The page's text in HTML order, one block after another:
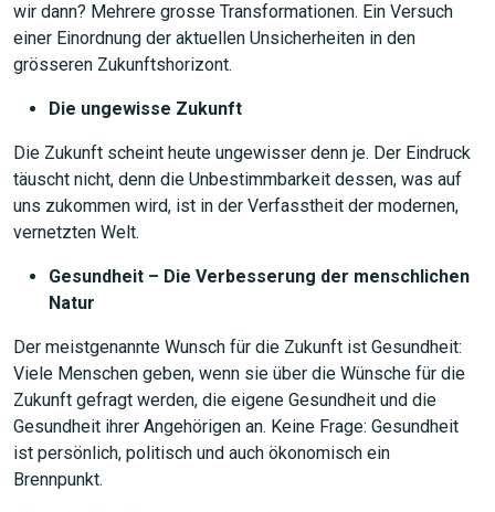
wir dann? Mehrere grosse Transformationen. Ein Versuch
einer Einordnung der aktuellen Unsicherheiten in den
grösseren Zukunftshorizont.
Die ungewisse Zukunft
Die Zukunft scheint heute ungewisser denn je. Der Eindruck
täuscht nicht, denn die Unbestimmbarkeit dessen, was auf
uns zukommen wird, ist in der Verfasstheit der modernen,
vernetzten Welt.
Gesundheit – Die Verbesserung der menschlichen
Natur
Der meistgenannte Wunsch für die Zukunft ist Gesundheit:
Viele Menschen geben, wenn sie über die Wünsche für die
Zukunft gefragt werden, die eigene Gesundheit und die
Gesundheit ihrer Angehörigen an. Keine Frage: Gesundheit
ist persönlich, politisch und auch ökonomisch ein
Brennpunkt.